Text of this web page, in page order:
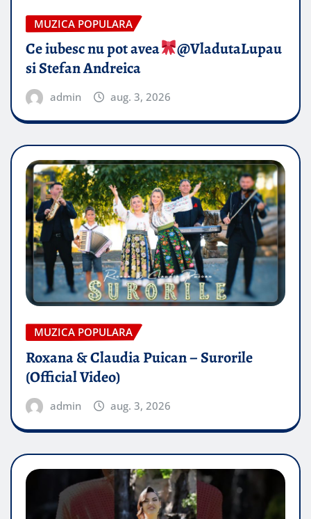
MUZICA POPULARA
Ce iubesc nu pot avea
​@VladutaLupau
si Stefan Andreica
admin aug. 3, 2026
MUZICA POPULARA
Roxana & Claudia Puican – Surorile
(Official Video)
admin aug. 3, 2026